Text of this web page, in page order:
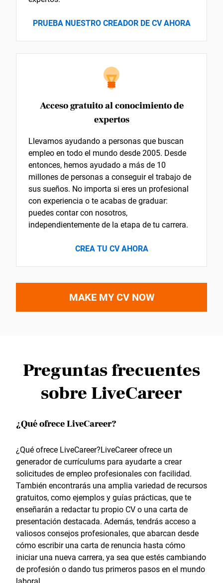
PRUEBA NUESTRO CREADOR DE CV AHORA
Acceso gratuito al conocimiento de
expertos
Llevamos ayudando a personas que buscan
empleo en todo el mundo desde 2005. Desde
entonces, hemos ayudado a más de 10
millones de personas a conseguir el trabajo de
sus sueños. No importa si eres un profesional
con experiencia o te acabas de graduar:
puedes contar con nosotros,
independientemente de la etapa de tu carrera.
CREA TU CV AHORA
MAKE MY CV NOW
Preguntas frecuentes
sobre LiveCareer
¿Qué ofrece LiveCareer?
¿Qué ofrece LiveCareer?LiveCareer ofrece un
generador de currículums para ayudarte a crear
solicitudes de empleo profesionales con facilidad.
También encontrarás una amplia variedad de recursos
gratuitos, como ejemplos y guías prácticas, que te
enseñarán a redactar tu propio CV o una carta de
presentación destacada. Además, tendrás acceso a
valiosos consejos profesionales, que abarcan desde
cómo escribir una carta de renuncia hasta cómo
iniciar una nueva carrera, ya sea que estés cambiando
de profesión o dando tus primeros pasos en el mundo